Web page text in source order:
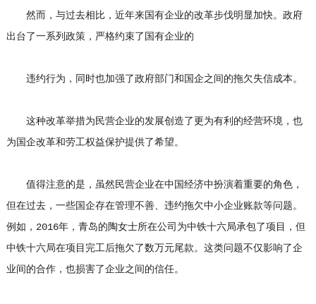
然而，与过去相比，近年来国有企业的改革步伐明显加快。政府
出台了一系列政策，严格约束了国有企业的
违约行为，同时也加强了政府部门和国企之间的拖欠失信成本。
这种改革举措为民营企业的发展创造了更为有利的经营环境，也
为国企改革和劳工权益保护提供了希望。
值得注意的是，虽然民营企业在中国经济中扮演着重要的角色，
但在过去，一些国企存在管理不善、违约拖欠中小企业账款等问题。
例如，2016年，青岛的陶女士所在公司为中铁十六局承包了项目，但
中铁十六局在项目完工后拖欠了数万元尾款。这类问题不仅影响了企
业间的合作，也损害了企业之间的信任。